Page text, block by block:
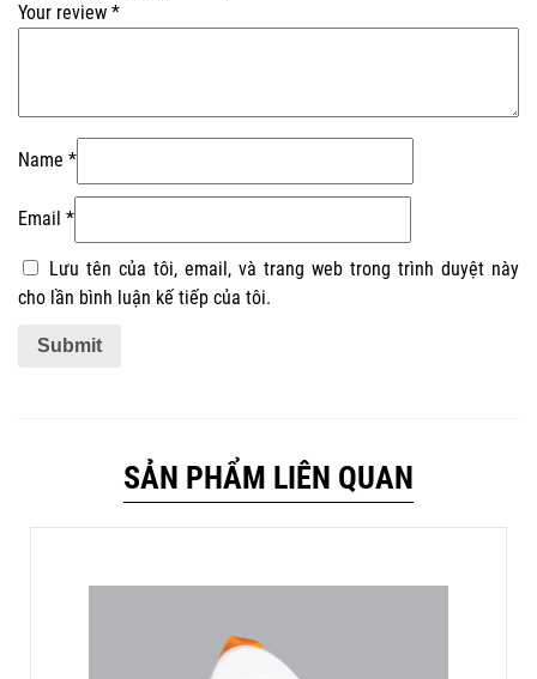
Your review *
Name *
Email *
Lưu tên của tôi, email, và trang web trong trình duyệt này
cho lần bình luận kế tiếp của tôi.
SẢN PHẨM LIÊN QUAN